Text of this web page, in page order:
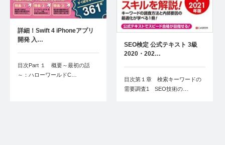
詳細！Swift 4 iPhoneアプリ
開発 入…
目次Part １ 概要～最初の話
～：ハローワールドC…
SEO検定 公式テキスト 3級
2020・202…
目次第１章 検索キーワードの
需要調査1 SEO技術の…